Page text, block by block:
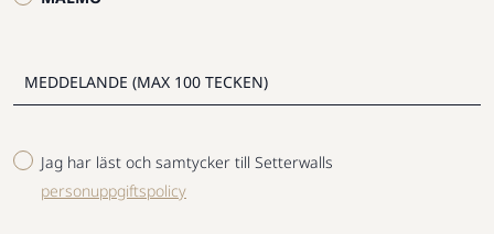
Jag har läst och samtycker till Setterwalls
personuppgiftspolicy